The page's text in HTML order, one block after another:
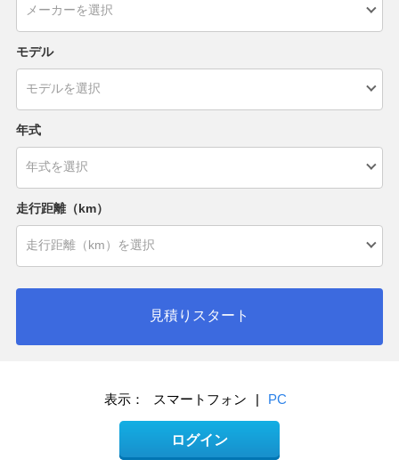
モデル
年式
走行距離（km）
見積りスタート
表示： スマートフォン | PC
ログイン